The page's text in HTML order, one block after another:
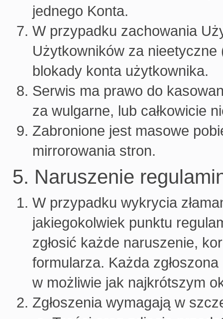
jednego Konta.
W przypadku zachowania
Użytkowników za
blokady konta użytkownika.
Serwis ma prawo do
za wulgarne, lub całkowicie
Zabronione jest masowe
mirrorowania stron.
5. Naruszenie
W przypadku wykrycia
jakiegokolwiek punktu
zgłosić każde naruszenie,
formularza. Każda
w możliwie jak najkrótszym
Zgłoszenia wymagają w